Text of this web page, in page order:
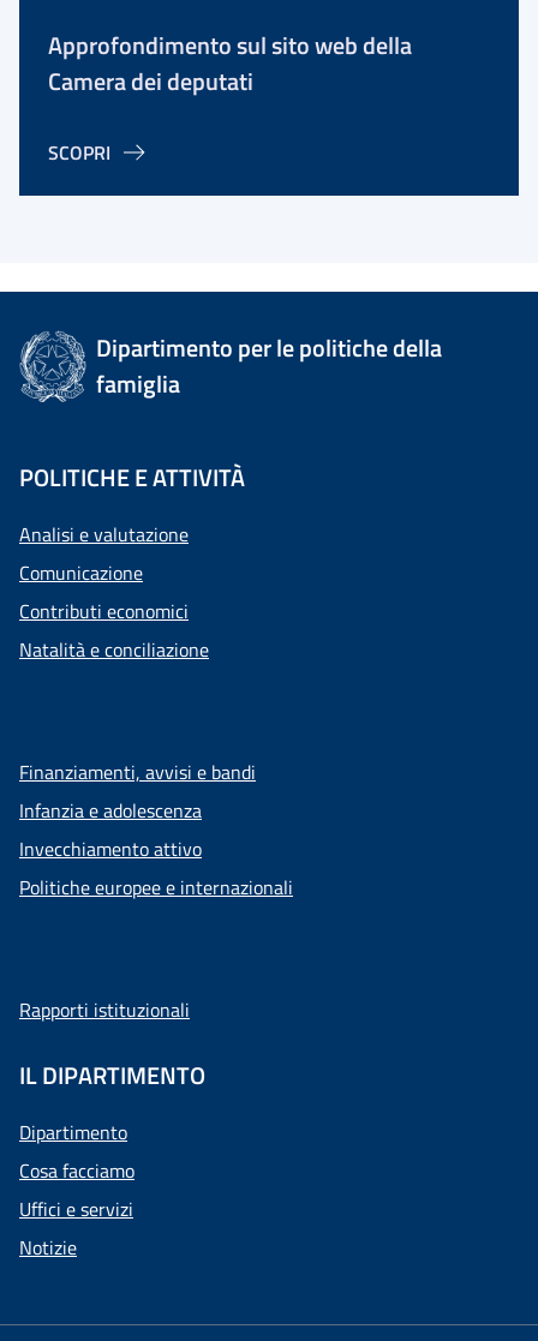
Approfondimento sul sito web della
Camera dei deputati
SCOPRI
Dipartimento per le politiche della
famiglia
POLITICHE E ATTIVITÀ
Analisi e valutazione
Comunicazione
Contributi economici
Natalità e conciliazione
Finanziamenti, avvisi e bandi
Infanzia e adolescenza
Invecchiamento attivo
Politiche europee e internazionali
Rapporti istituzionali
IL DIPARTIMENTO
Dipartimento
Cosa facciamo
Uffici e servizi
Notizie